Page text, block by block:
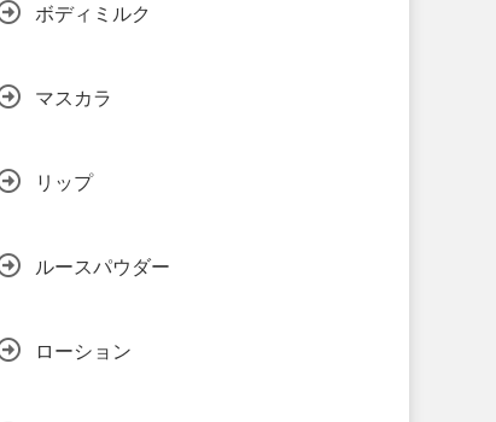
ボディミルク
マスカラ
リップ
ルースパウダー
ローション